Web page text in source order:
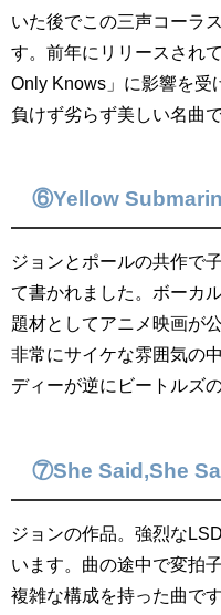
いた後でこの三声コーラ
す。前年にリリースされ
Only Knows」に影響を受
負けず劣らず美しい名曲で
⑥Yellow
ジョンとポールの共作で
て書かれました。ボーカ
題材としてアニメ映画が
非常にサイケな雰囲気の
ディーが逆にビートルズ
⑦She Said,She
ジョンの作品。強烈な
います。曲の途中で変拍
複雑な構成を持った曲で